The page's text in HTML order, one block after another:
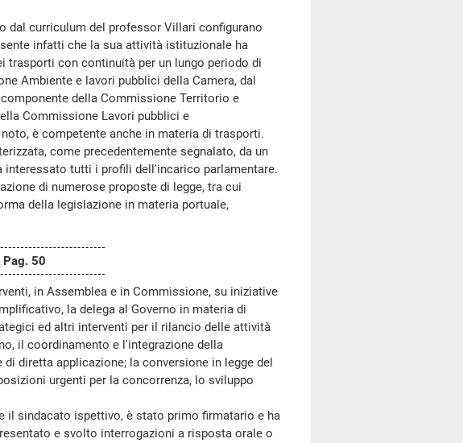
curriculum del professor Villari configurano
infatti che la sua attività istituzionale ha
trasporti con continuità per un lungo periodo di
Ambiente e lavori pubblici della Camera, dal
della Commissione Territorio e
Commissione Lavori pubblici e
è competente anche in materia di trasporti.
come precedentemente segnalato, da un
interessato tutti i profili dell'incarico parlamentare.
di numerose proposte di legge, tra cui
della legislazione in materia portuale,
Pag. 50
in Assemblea e in Commissione, su iniziative
la delega al Governo in materia di
ed altri interventi per il rilancio delle attività
il coordinamento e l'integrazione della
diretta applicazione; la conversione in legge del
urgenti per la concorrenza, lo sviluppo
sindacato ispettivo, è stato primo firmatario e ha
e svolto interrogazioni a risposta orale o